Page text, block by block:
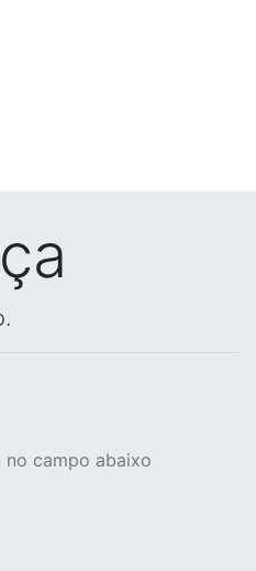
no campo abaixo